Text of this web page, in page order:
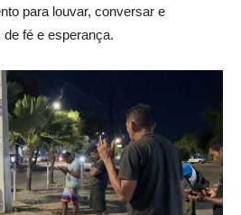
para louvar, conversar e
fé e esperança.